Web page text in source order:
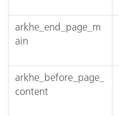
arkhe_end_page_m
ain
arkhe_before_page_
content